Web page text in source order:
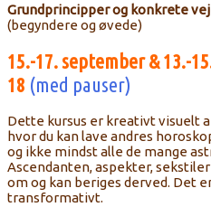
Grundprincipper og konkrete
(begyndere og øvede)
15.-17. september & 13.-
18 (med pauser)
Dette kursus er kreativt visuelt
hvor du kan lave andres
og ikke mindst alle de mange
Ascendanten, aspekter, sekstiler
om og kan beriges derved. Det
transformativt.